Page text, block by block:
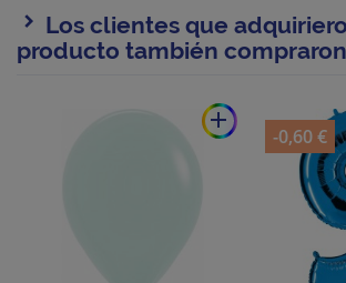
Los clientes que
producto también
add
-0,60 €